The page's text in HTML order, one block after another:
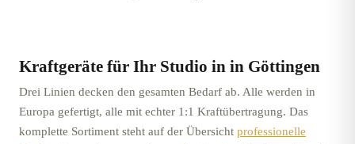
Kraftgeräte für Ihr Studio in in Göttingen
Drei Linien decken den gesamten Bedarf ab. Alle werden in
Europa gefertigt, alle mit echter 1:1 Kraftübertragung. Das
komplette Sortiment steht auf der Übersicht professionelle